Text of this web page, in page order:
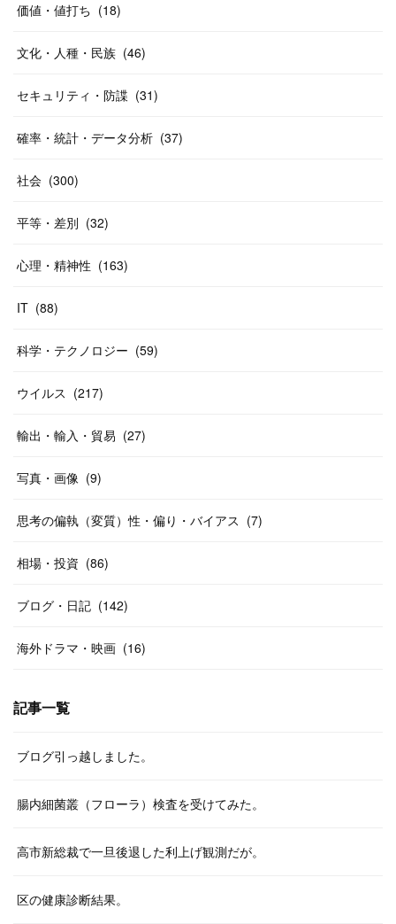
価値・値打ち (18)
文化・人種・民族 (46)
セキュリティ・防諜 (31)
確率・統計・データ分析 (37)
社会 (300)
平等・差別 (32)
心理・精神性 (163)
IT (88)
科学・テクノロジー (59)
ウイルス (217)
輸出・輸入・貿易 (27)
写真・画像 (9)
思考の偏執（変質）性・偏り・バイアス (7)
相場・投資 (86)
ブログ・日記 (142)
海外ドラマ・映画 (16)
記事一覧
ブログ引っ越しました。
腸内細菌叢（フローラ）検査を受けてみた。
高市新総裁で一旦後退した利上げ観測だが。
区の健康診断結果。